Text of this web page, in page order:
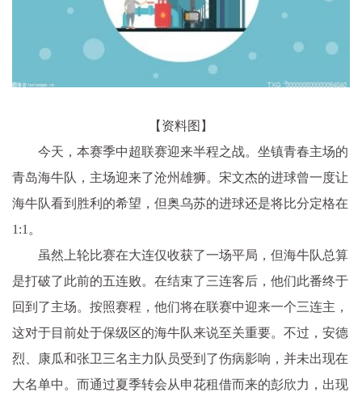
【资料图】
今天，本赛季中超联赛迎来半程之战。坐镇青春主场的
青岛海牛队，主场迎来了沧州雄狮。宋文杰的进球曾一度让
海牛队看到胜利的希望，但奥乌苏的进球还是将比分定格在
1:1。
虽然上轮比赛在大连仅收获了一场平局，但海牛队总算
是打破了此前的五连败。在结束了三连客后，他们此番终于
回到了主场。按照赛程，他们将在联赛中迎来一个三连主，
这对于目前处于保级区的海牛队来说至关重要。不过，安德
烈、康瓜和张卫三名主力队员受到了伤病影响，并未出现在
大名单中。而通过夏季转会从申花租借而来的彭欣力，出现